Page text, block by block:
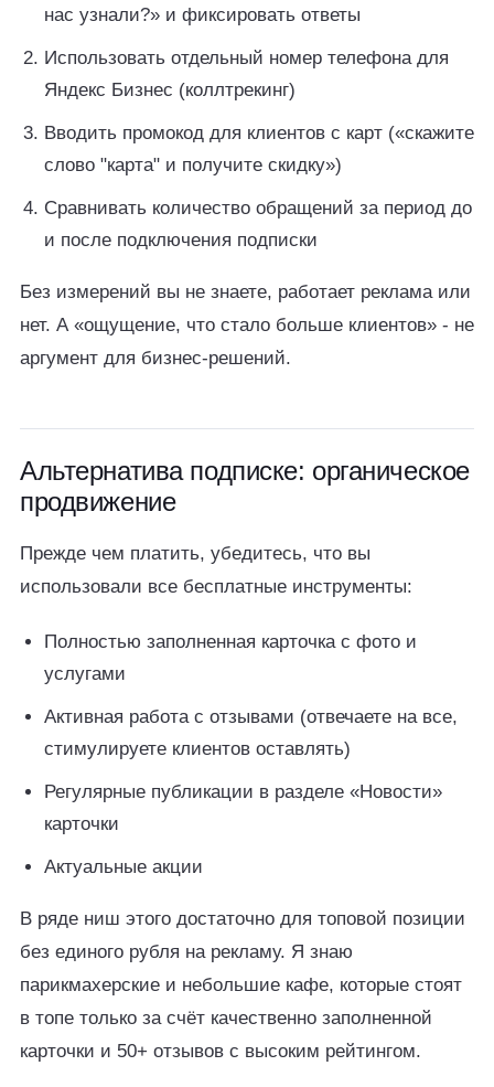
нас узнали?» и фиксировать ответы
Использовать отдельный номер телефона для
Яндекс Бизнес (коллтрекинг)
Вводить промокод для клиентов с карт («скажите
слово "карта" и получите скидку»)
Сравнивать количество обращений за период до
и после подключения подписки
Без измерений вы не знаете, работает реклама или
нет. А «ощущение, что стало больше клиентов» - не
аргумент для бизнес-решений.
Альтернатива подписке: органическое
продвижение
Прежде чем платить, убедитесь, что вы
использовали все бесплатные инструменты:
Полностью заполненная карточка с фото и
услугами
Активная работа с отзывами (отвечаете на все,
стимулируете клиентов оставлять)
Регулярные публикации в разделе «Новости»
карточки
Актуальные акции
В ряде ниш этого достаточно для топовой позиции
без единого рубля на рекламу. Я знаю
парикмахерские и небольшие кафе, которые стоят
в топе только за счёт качественно заполненной
карточки и 50+ отзывов с высоким рейтингом.